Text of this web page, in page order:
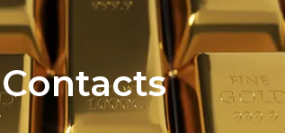
Contacts